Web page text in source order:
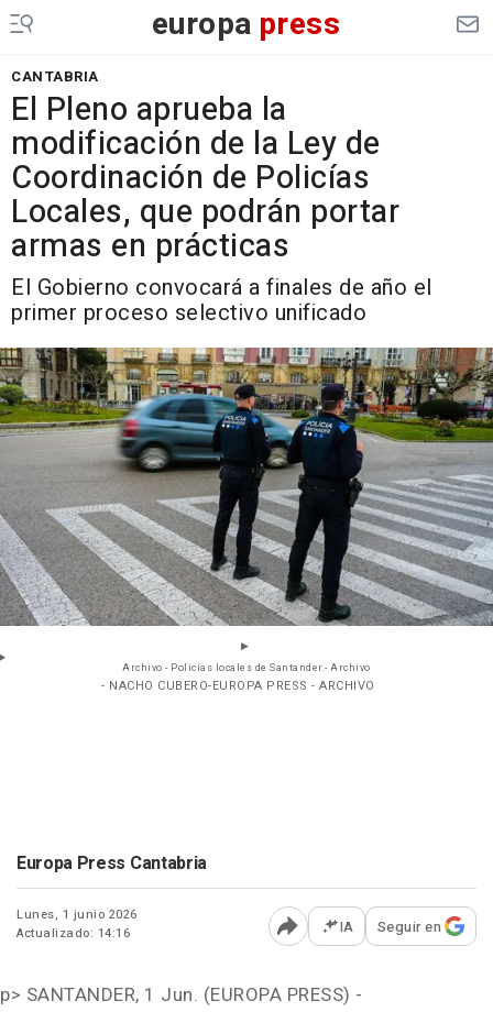
europa press
CANTABRIA
El Pleno aprueba la
modificación de la Ley de
Coordinación de Policías
Locales, que podrán portar
armas en prácticas
El Gobierno convocará a finales de año el
primer proceso selectivo unificado
Archivo - Policías locales de Santander.- Archivo
- NACHO CUBERO-EUROPA PRESS - ARCHIVO
Europa Press Cantabria
Lunes, 1 junio 2026
Actualizado: 14:16
Abrir opciones para
IA Seguir en
p> SANTANDER, 1 Jun. (EUROPA PRESS) -